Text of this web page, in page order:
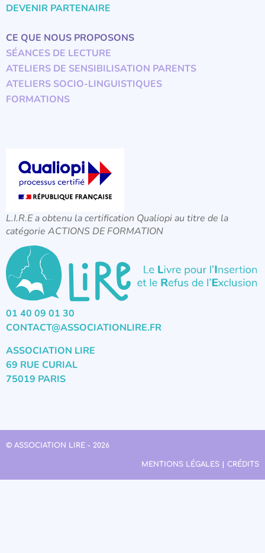
DEVENIR PARTENAIRE
CE QUE NOUS PROPOSONS
SÉANCES DE LECTURE
ATELIERS DE SENSIBILISATION PARENTS
ATELIERS SOCIO-LINGUISTIQUES
FORMATIONS
L.I.R.E a obtenu la certification Qualiopi au titre de la
catégorie ACTIONS DE FORMATION
01 40 09 01 30
CONTACT@ASSOCIATIONLIRE.FR
ASSOCIATION LIRE
69 RUE CURIAL
75019 PARIS
© ASSOCIATION LIRE - 2026
MENTIONS LÉGALES | CRÉDITS